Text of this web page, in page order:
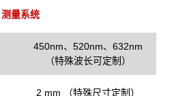
测量系统
450nm、520nm、632nm
（特殊波长可定制）
2 mm （特殊尺寸定制）